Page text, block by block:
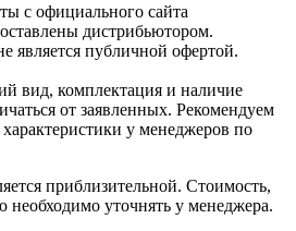
с официального сайта
дистрибьютором.
является публичной офертой.
вид, комплектация и наличие
от заявленных. Рекомендуем
у менеджеров по
приблизительной. Стоимость,
уточнять у менеджера.